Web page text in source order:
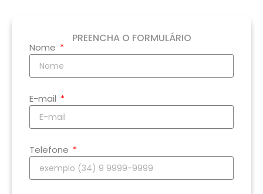
PREENCHA O FORMULÁRIO
Nome
E-mail
Telefone